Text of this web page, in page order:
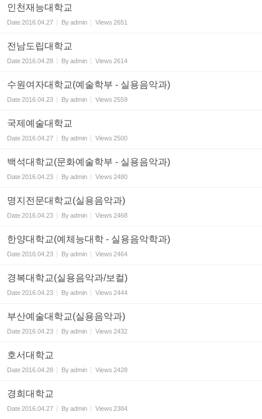
인천재능대학교
Date2016.04.27 Byadmin Views 2651
전남도립대학교
Date2016.04.28 Byadmin Views 2614
수원여자대학교(예술학부 - 실용음악과)
Date2016.04.23 Byadmin Views 2559
국제예술대학교
Date2016.04.27 Byadmin Views 2500
백석대학교(문화예술학부 - 실용음악과)
Date2016.04.23 Byadmin Views 2480
명지전문대학교(실용음악과)
Date2016.04.23 Byadmin Views 2468
한양대학교(예체능대학 - 실용음악학과)
Date2016.04.23 Byadmin Views 2464
경복대학교(실용음악과/보컬)
Date2016.04.23 Byadmin Views 2444
부산예술대학교(실용음악과)
Date2016.04.23 Byadmin Views 2432
호서대학교
Date2016.04.28 Byadmin Views 2428
경희대학교
Date2016.04.27 Byadmin Views 2384